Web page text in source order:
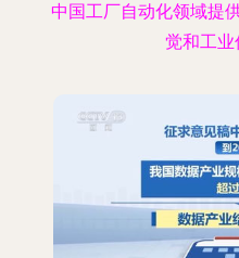
中国工厂自动化领域提
觉和工业